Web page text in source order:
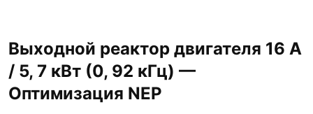
Выходной реактор двигателя 16 А
/ 5, 7 кВт (0, 92 кГц) —
Оптимизация NEP